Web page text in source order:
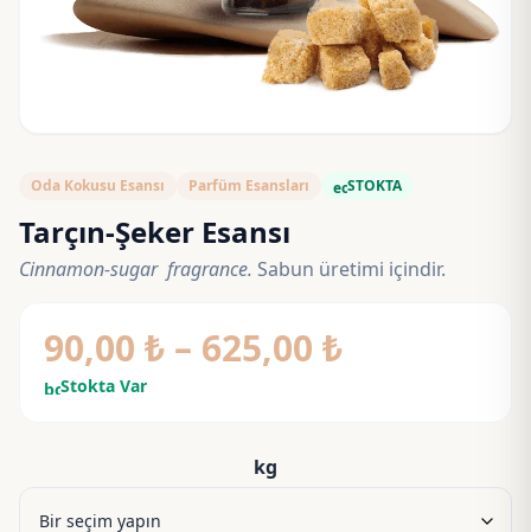
Oda Kokusu Esansı Parfüm Esansları ecoSTOKTA
Tarçın-Şeker Esansı
Cinnamon-sugar fragrance. Sabun üretimi içindir.
90,00 ₺ – 625,00 ₺Fiyat
-
625,00 ₺
boltStokta Var
kg